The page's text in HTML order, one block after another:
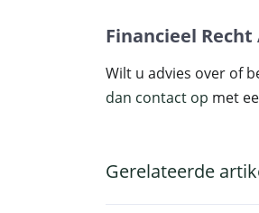
Financieel
Wilt u advies over of
dan contact op met
Gerelateerde